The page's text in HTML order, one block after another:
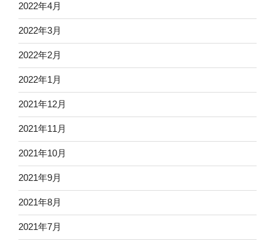
2022年4月
2022年3月
2022年2月
2022年1月
2021年12月
2021年11月
2021年10月
2021年9月
2021年8月
2021年7月